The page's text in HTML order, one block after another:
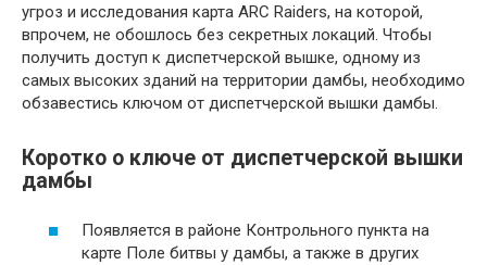
угроз и исследования карта ARC Raiders, на которой,
впрочем, не обошлось без секретных локаций. Чтобы
получить доступ к диспетчерской вышке, одному из
самых высоких зданий на территории дамбы, необходимо
обзавестись ключом от диспетчерской вышки дамбы.
Коротко о ключе от диспетчерской вышки
дамбы
Появляется в районе Контрольного пункта на
карте Поле битвы у дамбы, а также в других